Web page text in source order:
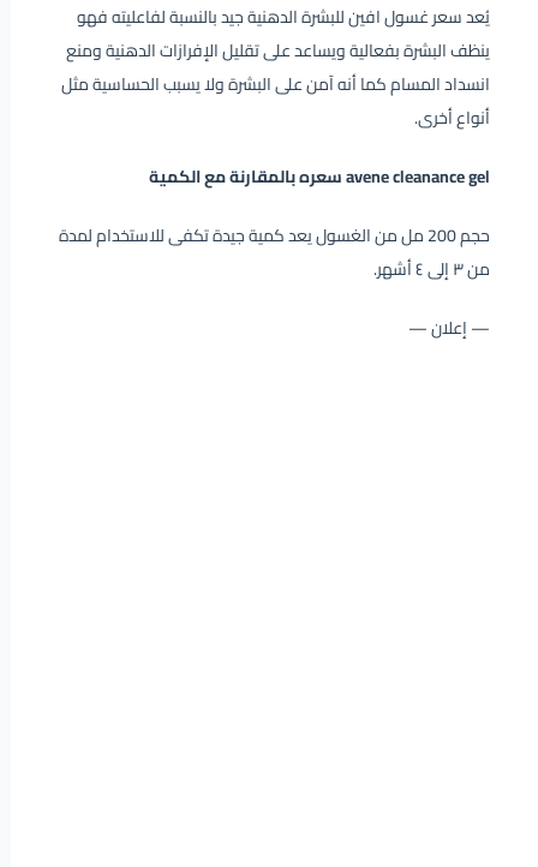
يُعد سعر غسول افين للبشرة الدهنية جيد بالنسبة لفاعليته فهو
ينظف البشرة بفعالية ويساعد على تقليل الإفرازات الدهنية ومنع
انسداد المسام كما أنه آمن على البشرة ولا يسبب الحساسية مثل
أنواع أخرى.
avene cleanance gel سعره بالمقارنة مع الكمية
حجم 200 مل من الغسول يعد كمية جيدة تكفى للاستخدام لمدة
من ٣ إلى ٤ أشهر.
— إعلان —